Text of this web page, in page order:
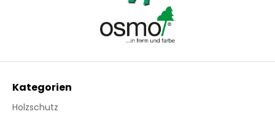
Kategorien
Holzschutz